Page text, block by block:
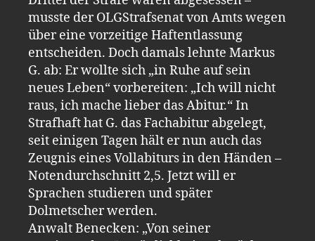
musste der OLGStrafsenat von Amts wegen
über eine vorzeitige Haftentlassung
entscheiden. Doch damals lehnte Markus
G. ab: Er wollte sich „in Ruhe auf sein
neues Leben“ vorbereiten: „Ich will nicht
raus, ich mache lieber das Abitur.“ In
Strafhaft hat G. das Fachabitur abgelegt,
seit einigen Tagen hält er nun auch das
Zeugnis eines Vollabiturs in den Händen –
Notendurchschnitt 2,5. Jetzt will er
Sprachen studieren und später
Dolmetscher werden.
Anwalt Benecken: „Von seiner